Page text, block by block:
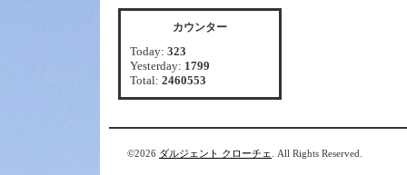
カウンター
Today: 323
Yesterday: 1799
Total: 2460553
©2026 ダルジェント クローチェ . All Rights Reserved.